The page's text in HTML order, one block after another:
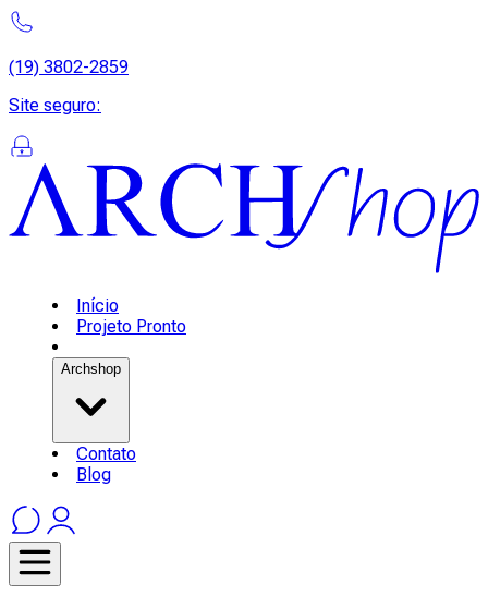
(19) 3802-2859
Site seguro:
Início
Projeto Pronto
Archshop
Contato
Blog